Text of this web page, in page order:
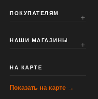
ПОКУПАТЕЛЯМ
НАШИ МАГАЗИНЫ
НА КАРТЕ
Показать на карте →